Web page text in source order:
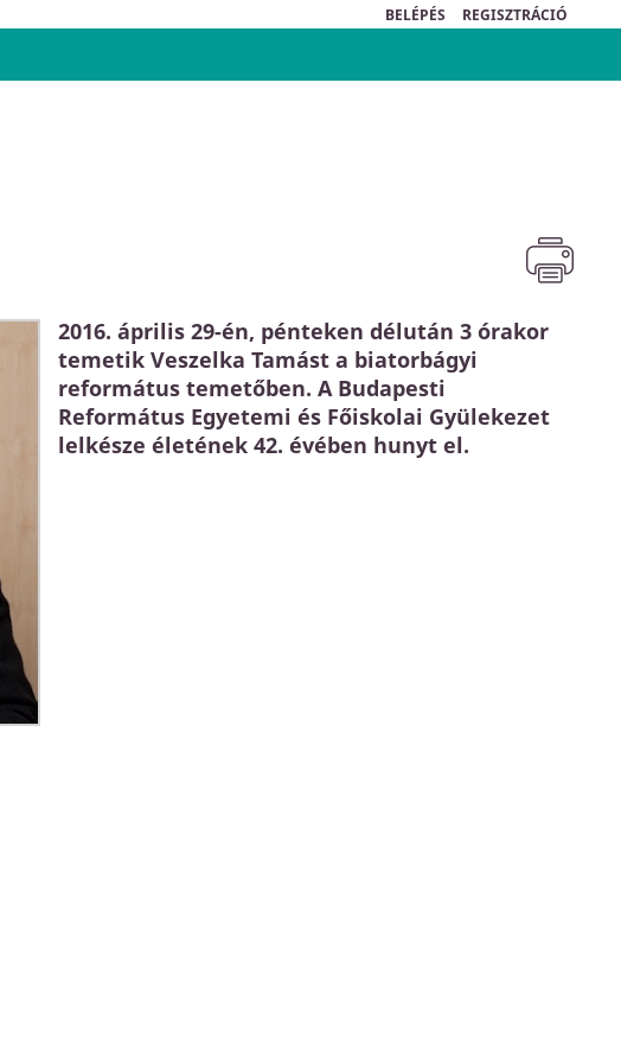
BELÉPÉS REGISZTRÁCIÓ
2016. április 29-én, pénteken délután 3 órakor
temetik Veszelka Tamást a biatorbágyi
református temetőben. A Budapesti
Református Egyetemi és Főiskolai Gyülekezet
lelkésze életének 42. évében hunyt el.